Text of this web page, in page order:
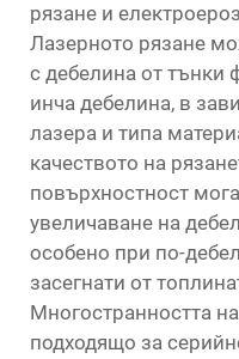
рязане и
Лазерното рязане
с дебелина от тънки
инча дебелина, в
лазера и типа
качеството на
повърхностност
увеличаване на
особено при по-
засегнати от
Многостранността
подходящо за